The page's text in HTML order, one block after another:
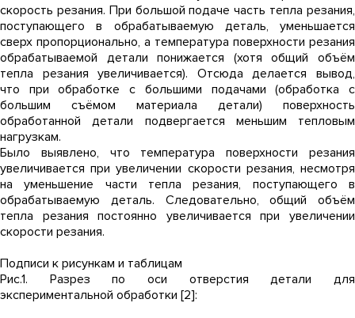
скорость резания. При большой подаче часть тепла резания,
поступающего в обрабатываемую деталь, уменьшается
сверх пропорционально, а температура поверхности резания
обрабатываемой детали понижается (хотя общий объём
тепла резания увеличивается). Отсюда делается вывод,
что при обработке с большими подачами (обработка с
большим съёмом материала детали) поверхность
обработанной детали подвергается меньшим тепловым
нагрузкам.
Было выявлено, что температура поверхности резания
увеличивается при увеличении скорости резания, несмотря
на уменьшение части тепла резания, поступающего в
обрабатываемую деталь. Следовательно, общий объём
тепла резания постоянно увеличивается при увеличении
скорости резания.
Подписи к рисункам и таблицам
Рис.1. Разрез по оси отверстия детали для
экспериментальной обработки [2]: